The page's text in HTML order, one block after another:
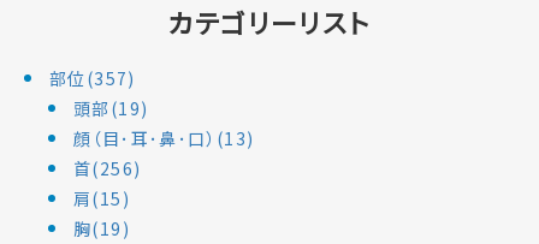
カテゴリーリスト
部位(357)
頭部(19)
顔（目･耳･鼻･口）(13)
首(256)
肩(15)
胸(19)